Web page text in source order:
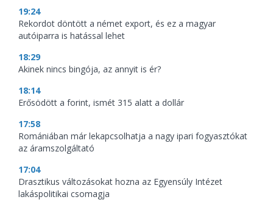
19:24
Rekordot döntött a német export, és ez a magyar
autóiparra is hatással lehet
18:29
Akinek nincs bingója, az annyit is ér?
18:14
Erősödött a forint, ismét 315 alatt a dollár
17:58
Romániában már lekapcsolhatja a nagy ipari fogyasztókat
az áramszolgáltató
17:04
Drasztikus változásokat hozna az Egyensúly Intézet
lakáspolitikai csomagja